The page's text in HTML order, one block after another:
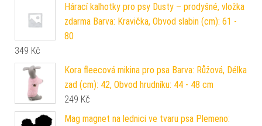
Hárací kalhotky pro psy Dusty – prodyšné, vložka
zdarma Barva: Kravička, Obvod slabin (cm): 61 -
80
349 Kč
Kora fleecová mikina pro psa Barva: Růžová, Délka
zad (cm): 42, Obvod hrudníku: 44 - 48 cm
249 Kč
Mag magnet na lednici ve tvaru psa Plemeno: